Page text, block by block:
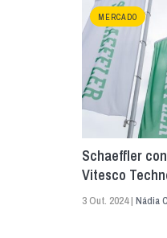
MERCADO
Schaeffler
Vitesco
3 Out. 2024 | Nádia